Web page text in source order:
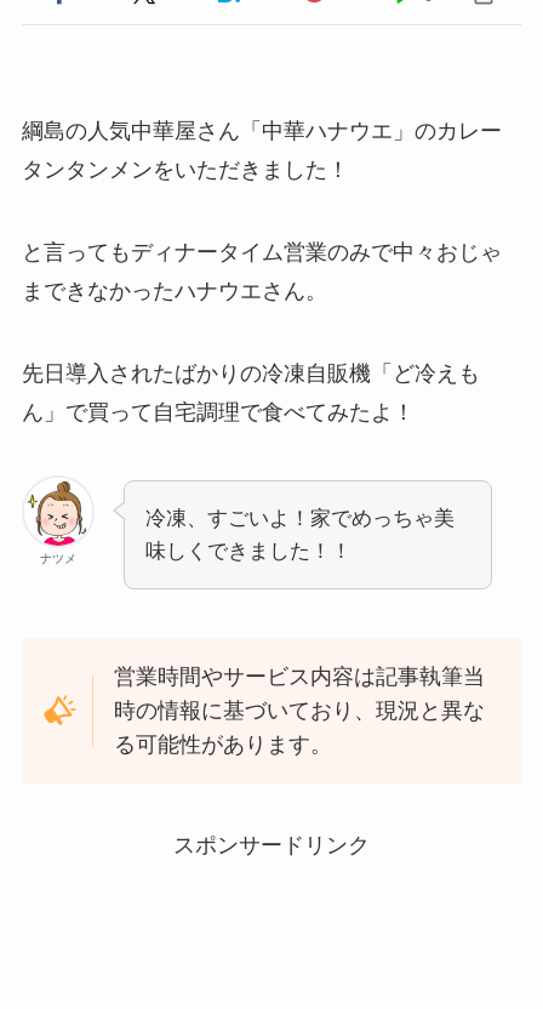
綱島の人気中華屋さん「中華ハナウエ」のカレー
タンタンメンをいただきました！
と言ってもディナータイム営業のみで中々おじゃ
まできなかったハナウエさん。
先日導入されたばかりの冷凍自販機「ど冷えも
ん」で買って自宅調理で食べてみたよ！
ナツメ
冷凍、すごいよ！家でめっちゃ美
味しくできました！！
営業時間やサービス内容は記事執筆当
時の情報に基づいており、現況と異な
る可能性があります。
スポンサードリンク